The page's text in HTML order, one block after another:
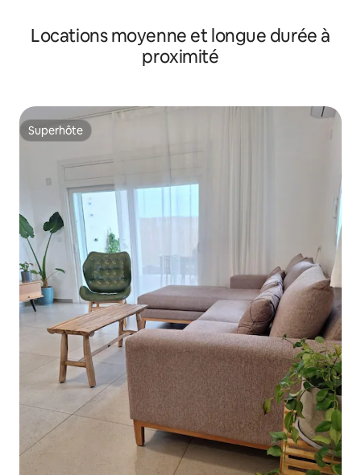
Locations moyenne et longue durée à
proximité
Superhôte
Superhôte